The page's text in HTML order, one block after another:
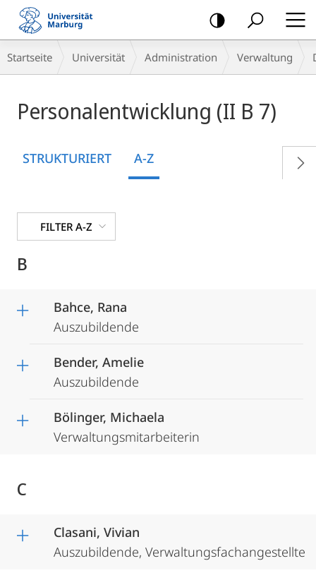
Mobile-
Navigation
Breadcrumb-
Navigation
Startseite Universität Administration Verwaltung
Personalentwicklung (II B 7)
STRUKTURIERT A-Z
FILTER A-Z
B
Bahce, Rana
Auszubildende
Bender, Amelie
Auszubildende
Bölinger, Michaela
Verwaltungsmitarbeiterin
C
Clasani, Vivian
Auszubildende, Verwaltungsfachangestellte